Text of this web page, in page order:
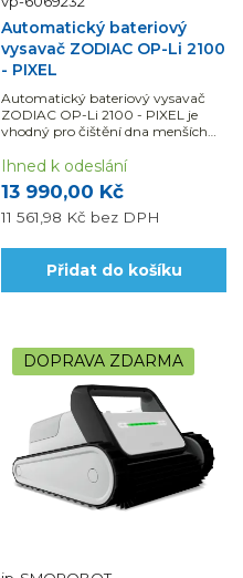
Automatický bateriový
vysavač ZODIAC OP-Li 2100
- PIXEL
Automatický bateriový vysavač
ZODIAC OP-Li 2100 - PIXEL je
vhodný pro čištění dna menších
max. 7 x 3 m.
13 990,00 Kč
11 561,98 Kč bez DPH
Ihned k odeslání
Přidat do košíku
DOPRAVA ZDARMA